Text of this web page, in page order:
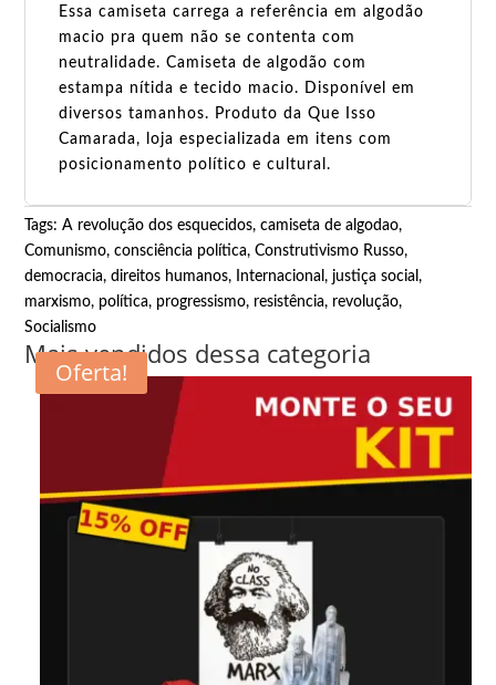
Essa camiseta carrega a referência em algodão
macio pra quem não se contenta com
neutralidade. Camiseta de algodão com
estampa nítida e tecido macio. Disponível em
diversos tamanhos. Produto da Que Isso
Camarada, loja especializada em itens com
posicionamento político e cultural.
Tags:A revolução dos esquecidos,camiseta de algodao,
Comunismo,consciência política,Construtivismo Russo,
democracia,direitos humanos, Internacional,justiça social,
marxismo, política, progressismo, resistência, revolução,
Socialismo
Mais vendidos dessa categoria
Oferta!